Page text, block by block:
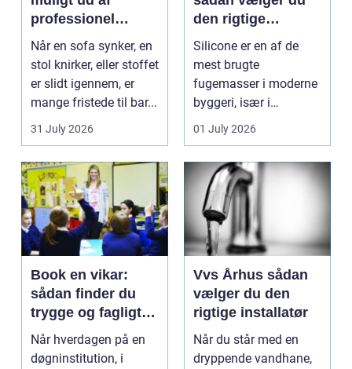
professionel
møbelpolstring
Når en sofa synker, en
stol knirker, eller stoffet
er slidt igennem, er
mange fristede til bar...
31 July 2026
den rigtige
fugemasse
Silicone er en af de
mest brugte
fugemasser i moderne
byggeri, især i
badeværelser,
køkkener og andr...
01 July 2026
Book en vikar:
sådan finder du
trygge og fagligt
stærke løsninger
Når hverdagen på en
døgninstitution, i
Vvs Århus sådan
vælger du den
rigtige installatør
Når du står med en
dryppende vandhane,